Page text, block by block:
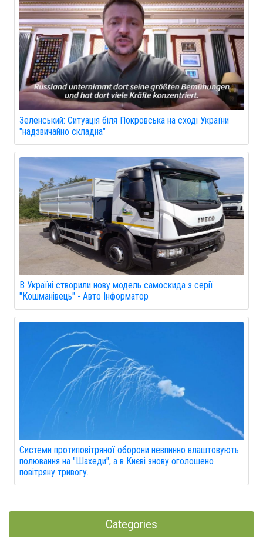
Зеленський: Ситуація біля Покровська на сході України
"надзвичайно складна"
В Україні створили нову модель самоскида з серії
"Кошманівець" - Авто Інформатор
Системи протиповітряної оборони невпинно влаштовують
полювання на "Шахеди", а в Києві знову оголошено
повітряну тривогу.
Categories